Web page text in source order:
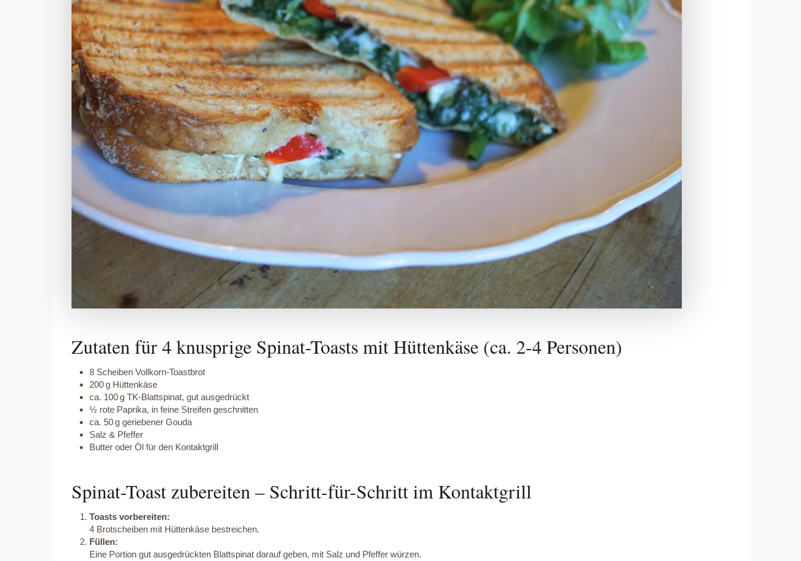
Zutaten für 4 knusprige Spinat-Toasts mit Hüttenkäse (ca. 2-4 Personen)
8 Scheiben Vollkorn-Toastbrot
200 g Hüttenkäse
ca. 100 g TK-Blattspinat, gut ausgedrückt
½ rote Paprika, in feine Streifen geschnitten
ca. 50 g geriebener Gouda
Salz & Pfeffer
Butter oder Öl für den Kontaktgrill
Spinat-Toast zubereiten – Schritt-für-Schritt im Kontaktgrill
Toasts vorbereiten:
4 Brotscheiben mit Hüttenkäse bestreichen.
Füllen:
Eine Portion gut ausgedrückten Blattspinat darauf geben, mit Salz und Pfeffer würzen.